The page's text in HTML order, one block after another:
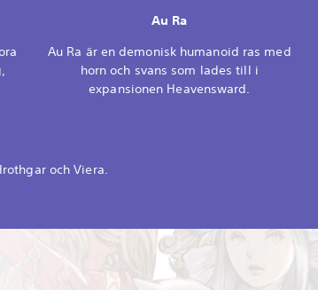
Au Ra
Au Ra är en demonisk humanoid ras med
horn och svans som lades till i
expansionen Heavensward.
och Viera.